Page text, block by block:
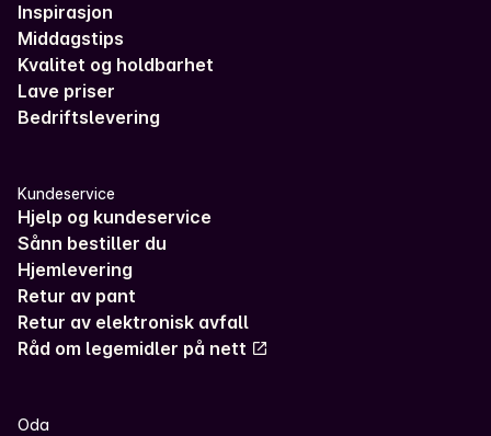
Inspirasjon
Middagstips
Kvalitet og holdbarhet
Lave priser
Bedriftslevering
Kundeservice
Hjelp og kundeservice
Sånn bestiller du
Hjemlevering
Retur av pant
Retur av elektronisk avfall
Råd om legemidler på nett
Oda